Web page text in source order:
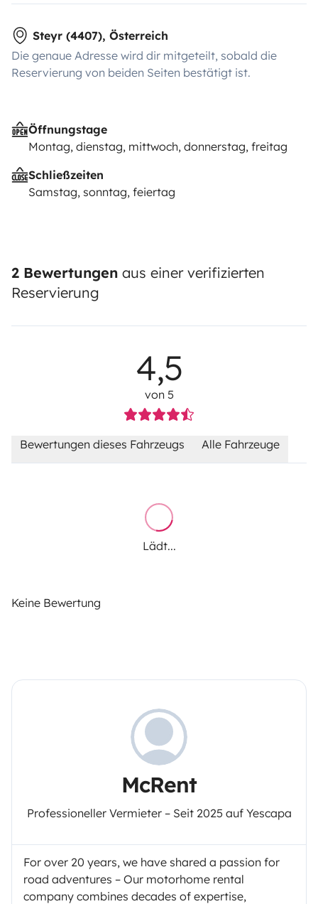
Steyr (4407), Österreich
Die genaue Adresse wird dir mitgeteilt, sobald die
Reservierung von beiden Seiten bestätigt ist.
Öffnungstage
Montag, dienstag, mittwoch, donnerstag, freitag
Schließzeiten
Samstag, sonntag, feiertag
2 Bewertungen aus einer verifizierten
Reservierung
4,5
von 5
Bewertungen dieses Fahrzeugs Alle Fahrzeuge
Lädt...
Keine Bewertung
McRent
Professioneller Vermieter – Seit 2025 auf Yescapa
For over 20 years, we have shared a passion for
road adventures – Our motorhome rental
company combines decades of expertise,